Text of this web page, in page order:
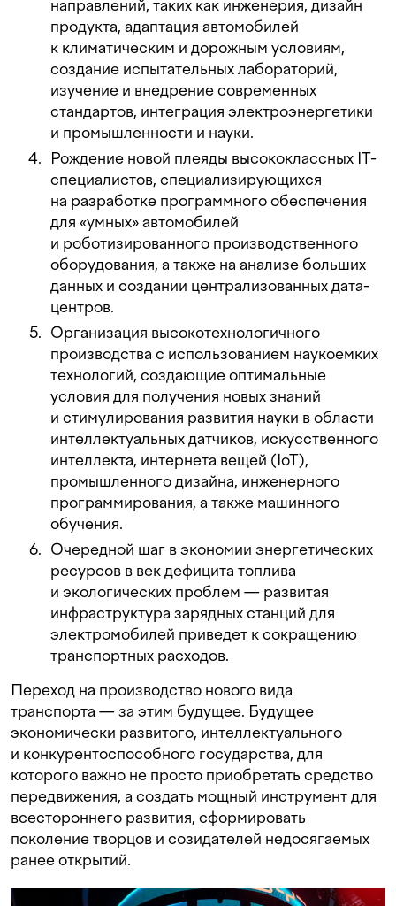
направлений, таких как инженерия, дизайн
продукта, адаптация автомобилей
к климатическим и дорожным условиям,
создание испытательных лабораторий,
изучение и внедрение современных
стандартов, интеграция электроэнергетики
и промышленности и науки.
Рождение новой плеяды высококлассных IT-
специалистов, специализирующихся
на разработке программного обеспечения
для «умных» автомобилей
и роботизированного производственного
оборудования, а также на анализе больших
данных и создании централизованных дата-
центров.
Организация высокотехнологичного
производства с использованием наукоемких
технологий, создающие оптимальные
условия для получения новых знаний
и стимулирования развития науки в области
интеллектуальных датчиков, искусственного
интеллекта, интернета вещей (IoT),
промышленного дизайна, инженерного
программирования, а также машинного
обучения.
Очередной шаг в экономии энергетических
ресурсов в век дефицита топлива
и экологических проблем — развитая
инфраструктура зарядных станций для
электромобилей приведет к сокращению
транспортных расходов.
Переход на производство нового вида
транспорта — за этим будущее. Будущее
экономически развитого, интеллектуального
и конкурентоспособного государства, для
которого важно не просто приобретать средство
передвижения, а создать мощный инструмент для
всестороннего развития, сформировать
поколение творцов и созидателей недосягаемых
ранее открытий.